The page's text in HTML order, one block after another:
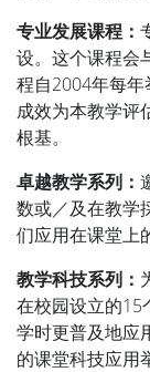
专业发展课程：
设。这个课程会
程自2004年每年
成效为本教学评
根基。
卓越教学系列：
数或／及在教学
们应用在课堂上
教学科技系列：
在校园设立的15
学时更普及地应
的课堂科技应用